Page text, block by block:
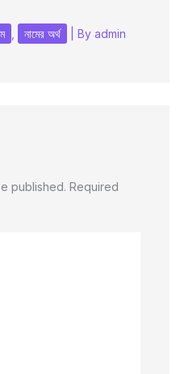
নামের অর্থ | By admin
published. Required